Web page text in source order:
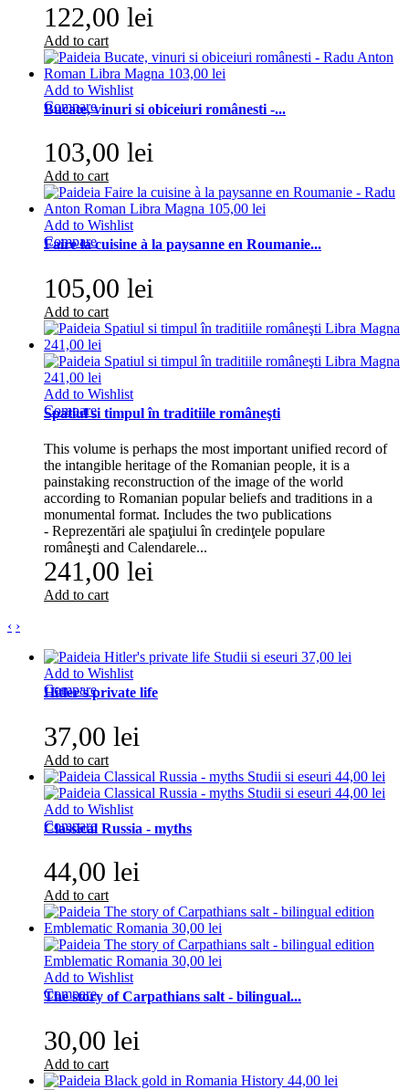
122,00 lei
Add to cart
Add to Wishlist
Compare
Bucate, vinuri si obiceiuri românesti -...
103,00 lei
Add to cart
Add to Wishlist
Compare
Faire la cuisine à la paysanne en Roumanie...
105,00 lei
Add to cart
Add to Wishlist
Compare
Spatiul si timpul în traditiile româneşti
This volume is perhaps the most important unified record of
the intangible heritage of the Romanian people, it is a
painstaking reconstruction of the image of the world
according to Romanian popular beliefs and traditions in a
monumental format. Includes the two publications
- Reprezentări ale spaţiului în credinţele populare
româneşti and Calendarele...
241,00 lei
Add to cart
‹ ›
Add to Wishlist
Compare
Hitler's private life
37,00 lei
Add to cart
Add to Wishlist
Compare
Classical Russia - myths
44,00 lei
Add to cart
Add to Wishlist
Compare
The story of Carpathians salt - bilingual...
30,00 lei
Add to cart